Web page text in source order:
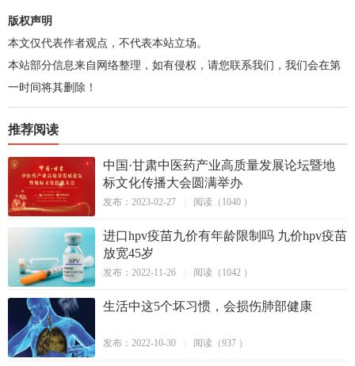
版权声明
本文仅代表作者观点，不代表本站立场。
本站部分信息来自网络整理，如有侵权，请您联系我们，我们会在第
一时间将其删除！
推荐阅读
中国·甘肃中医药产业高质量发展论坛暨地
标文化传播大会圆满举办
发布：2023-02-27 阅读（1040 ）
进口hpv疫苗九价有年龄限制吗 九价hpv疫苗
放宽45岁
发布：2022-11-26 阅读（1042 ）
生活中这5个坏习惯，会损伤肺部健康
发布：2022-10-30 阅读（937 ）